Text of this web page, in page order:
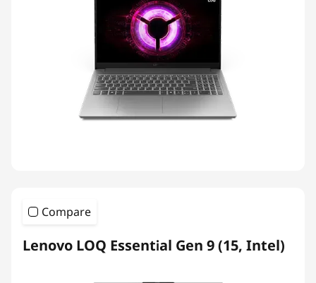
Compare
Lenovo LOQ Essential Gen 9 (15, Intel)